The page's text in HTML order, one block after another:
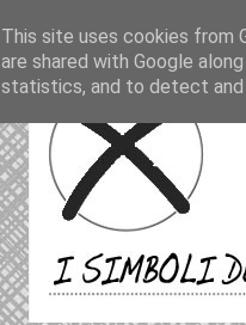
This site uses cookies from
are shared with Google
statistics, and to detect and